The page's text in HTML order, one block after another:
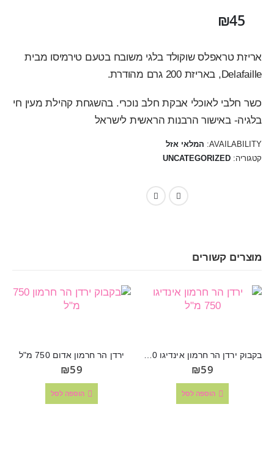
₪45
אריזת טראפלס שוקולד בלגי משובח בטעם טירמיסו מבית
Delafaille, באריזת 200 גרם מהודרת.
כשר חלבי לאוכלי אבקת חלב נוכרי. בהשגחת קהילת מעין חי
בלגיה- באישור הרבנות הראשית לישראל
AVAILABILITY: המלאי אזל
קטגוריה: UNCATEGORIZED
WhatsApp
Telegram
Gmail
מוצרים קשורים
בקבוק ירדן הר חרמון אינדיגו 750 מ"ל
₪59
הוספה לסל
ירדן הר חרמון אדום 750 מ"ל
₪59
הוספה לסל